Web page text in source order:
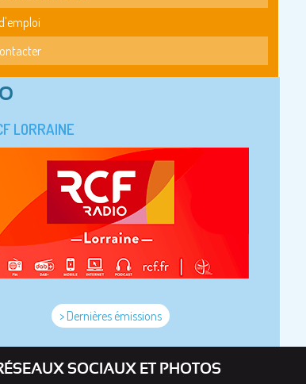
LORRAINE
> Dernières émissions
SOCIAUX ET PHOTOS